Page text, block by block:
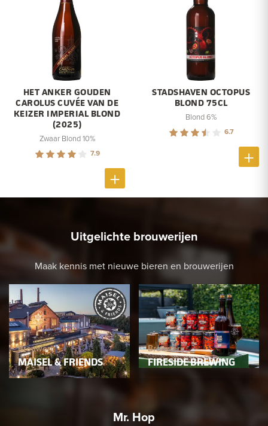
HET ANKER GOUDEN
CAROLUS CUVÉE VAN DE
KEIZER IMPERIAL BLOND
(2025)
Zwaar Blond 10%
7.9
STADSHAVEN OCTOPUS
BLOND 75CL
Blond 6%
6.7
Uitgelichte brouwerijen
Maak kennis met nieuwe bieren en brouwerijen
Brouwerij Brouwerij
Mr. Hop